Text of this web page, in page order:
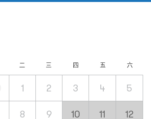
二 三 四 五 六
1 2 3 4 5
8 9 10 11 12